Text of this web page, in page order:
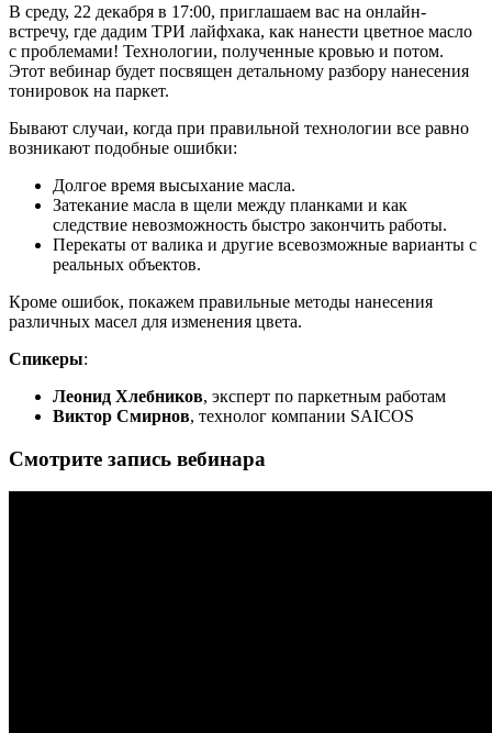
В среду, 22 декабря в 17:00, приглашаем вас на онлайн-
встречу, где дадим ТРИ лайфхака, как нанести цветное масло
с проблемами! Технологии, полученные кровью и потом.
Этот вебинар будет посвящен детальному разбору нанесения
тонировок на паркет.
Бывают случаи, когда при правильной технологии все равно
возникают подобные ошибки:
Долгое время высыхание масла.
Затекание масла в щели между планками и как
следствие невозможность быстро закончить работы.
Перекаты от валика и другие всевозможные варианты с
реальных объектов.
Кроме ошибок, покажем правильные методы нанесения
различных масел для изменения цвета.
Спикеры:
Леонид Хлебников, эксперт по паркетным работам
Виктор Смирнов, технолог компании SAICOS
Смотрите запись вебинара